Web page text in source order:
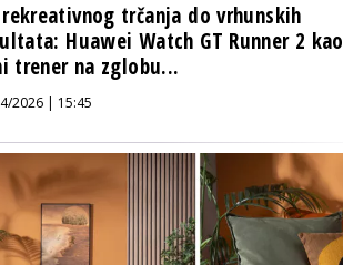
rekreativnog trčanja do vrhunskih
Huawei Watch GT Runner 2 kao
trener na zglobu...
2026 | 15:45